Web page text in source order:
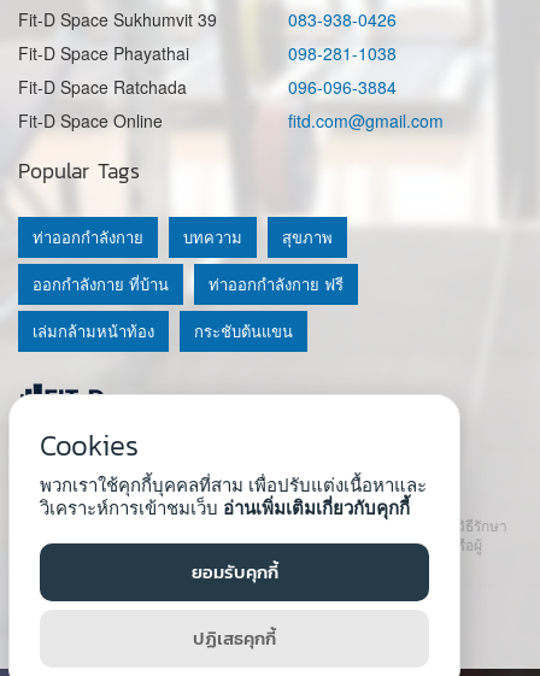
Fit-D Space Sukhumvit 39
083-938-0426
Fit-D Space Phayathai
098-281-1038
Fit-D Space Ratchada
096-096-3884
Fit-D Space Online
fitd.com@gmail.com
© 2020 Fit-D.com & Fit-D Finess
About Us | นโยบายความเป็นส่วนตัว|เงื่อนไขการใช้เว็บ
เนื้อหาที่ใช้ในเว็บนี้ ไม่สามารถใช้แทนคำปรึกษา คำแนะนำ วินิจฉัย หรือวิธีรักษา
โรคที่แนะนำจากผู้เชี่ยวชาญหรือแพทย์ได้ เราสนับสนุนให้ปรึกษาแพทย์หรือผู้
เชี่ยวชาญก่อนเริ่มโปรแกรมใหม่ทุกครั้ง
Developed by :
Popular Tags
ท่าออกกำลังกาย บทความ สุขภาพ
ออกกำลังกาย ที่บ้าน ท่าออกกำลังกาย ฟรี
เล่มกล้ามหน้าท้อง กระชับต้นแขน
Cookies
พวกเราใช้คุกกี้บุคคลที่สาม เพื่อปรับแต่งเนื้อหาและ
วิเคราะห์การเข้าชมเว็บ อ่านเพิ่มเติมเกี่ยวกับคุกกี้
ยอมรับคุกกี้
ปฏิเสธคุกกี้